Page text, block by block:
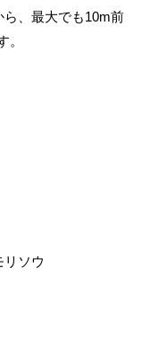
、最大でも10m前
。
ソウ